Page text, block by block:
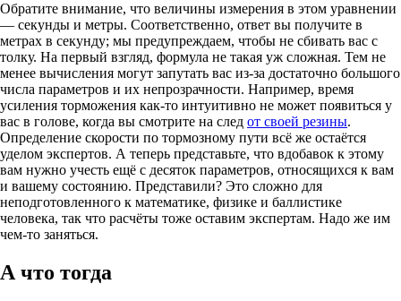
Обратите внимание, что величины измерения в этом уравнении
— секунды и метры. Соответственно, ответ вы получите в
метрах в секунду; мы предупреждаем, чтобы не сбивать вас с
толку. На первый взгляд, формула не такая уж сложная. Тем не
менее вычисления могут запутать вас из-за достаточно большого
числа параметров и их непрозрачности. Например, время
усиления торможения как-то интуитивно не может появиться у
вас в голове, когда вы смотрите на след от своей резины.
Определение скорости по тормозному пути всё же остаётся
уделом экспертов. А теперь представьте, что вдобавок к этому
вам нужно учесть ещё с десяток параметров, относящихся к вам
и вашему состоянию. Представили? Это сложно для
неподготовленного к математике, физике и баллистике
человека, так что расчёты тоже оставим экспертам. Надо же им
чем-то заняться.
А что тогда